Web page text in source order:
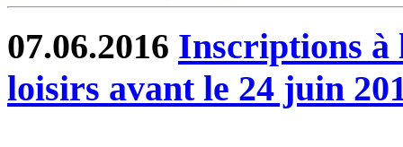
07.06.2016 Inscriptions à
loisirs avant le 24 juin